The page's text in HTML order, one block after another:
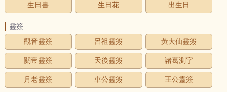
生日書 生日花 出生日
靈簽
觀音靈簽
呂祖靈簽 黃大仙靈簽
關帝靈簽 天後靈簽 諸葛測字
月老靈簽 車公靈簽 王公靈簽